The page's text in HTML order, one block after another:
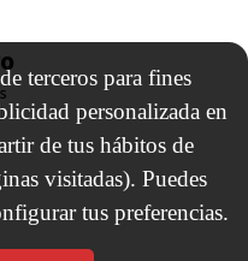
terceros para fines
personalizada en
de tus hábitos de
visitadas). Puedes
tus preferencias.